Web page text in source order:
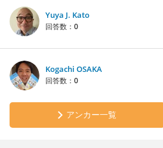
Yuya J. Kato
回答数： 0
Kogachi OSAKA
回答数： 0
アンカー一覧